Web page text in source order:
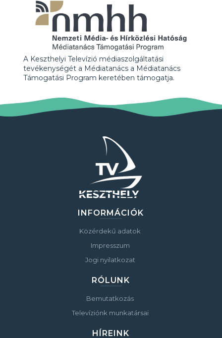
A Keszthelyi Televízió médiaszolgáltatási
tevékenységét a Médiatanács a Médiatanács
Támogatási Program keretében támogatja.
INFORMÁCIÓK
Közérdekű adatok
Impresszum
Jogi nyilatkozat
RÓLUNK
Bemutatkozás
Televíziónk munkatársai
HÍREINK